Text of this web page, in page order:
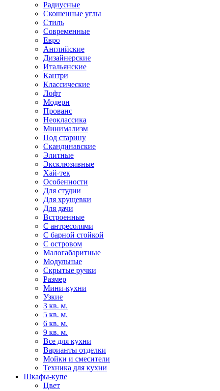
Радиусные
Скошенные углы
Стиль
Современные
Евро
Английские
Дизайнерские
Итальянские
Кантри
Классические
Лофт
Модерн
Прованс
Неоклассика
Минимализм
Под старину
Скандинавские
Элитные
Эксклюзивные
Хай-тек
Особенности
Для студии
Для хрущевки
Для дачи
Встроенные
С антресолями
С барной стойкой
С островом
Малогабаритные
Модульные
Скрытые ручки
Размер
Мини-кухни
Узкие
3 кв. м.
5 кв. м.
6 кв. м.
9 кв. м.
Все для кухни
Варианты отделки
Мойки и смесители
Техника для кухни
Шкафы-купе
Цвет